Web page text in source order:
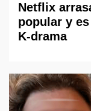
Netflix
popular y
K-drama